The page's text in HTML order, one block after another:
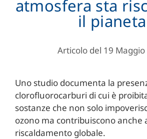
atmosfera sta
il pianeta
Articolo del 19 Maggio
Uno studio documenta la
clorofluorocarburi di cui è
sostanze che non solo
ozono ma contribuiscono anche
riscaldamento globale.